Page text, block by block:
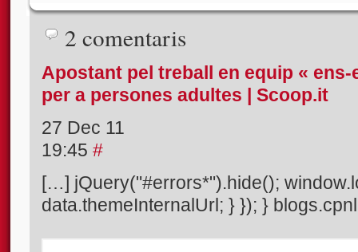
2 comentaris
Apostant pel treball en equip «
per a persones adultes | Scoop.it
27 Dec 11
19:45 #
[…] jQuery("#errors*").hide();
data.themeInternalUrl; } }); }